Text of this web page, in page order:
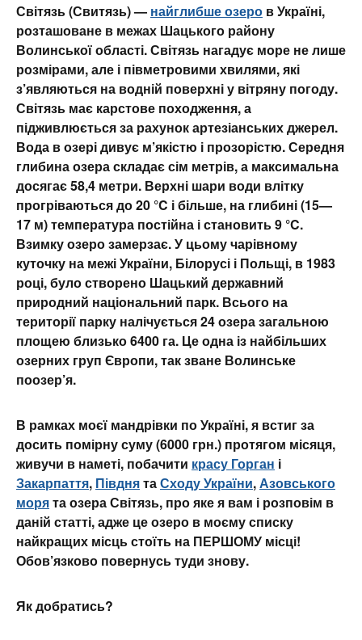
Світязь (Свитязь) — найглибше озеро в Україні,
розташоване в межах Шацького району
Волинської області. Світязь нагадує море не лише
розмірами, але і півметровими хвилями, які
з’являються на водній поверхні у вітряну погоду.
Світязь має карстове походження, а
підживлюється за рахунок артезіанських джерел.
Вода в озері дивує м’якістю і прозорістю. Середня
глибина озера складає сім метрів, а максимальна
досягає 58,4 метри. Верхні шари води влітку
прогріваються до 20 °C і більше, на глибині (15—
17 м) температура постійна і становить 9 °C.
Взимку озеро замерзає. У цьому чарівному
куточку на межі України, Білорусі і Польщі, в 1983
році, було створено Шацький державний
природний національний парк. Всього на
території парку налічується 24 озера загальною
площею близько 6400 га. Це одна із найбільших
озерних груп Європи, так зване Волинське
поозер’я.
В рамках моєї мандрівки по Україні, я встиг за
досить помірну суму (6000 грн.) протягом місяця,
живучи в наметі, побачити красу Горган і
Закарпаття, ПівднятаСходу України,Азовського
морята озера Світязь, про яке я вам і розповім в
даній статті, адже це озеро в моєму списку
найкращих місць стоїть на ПЕРШОМУ місці!
Обов’язково повернусь туди знову.
Як добратись?